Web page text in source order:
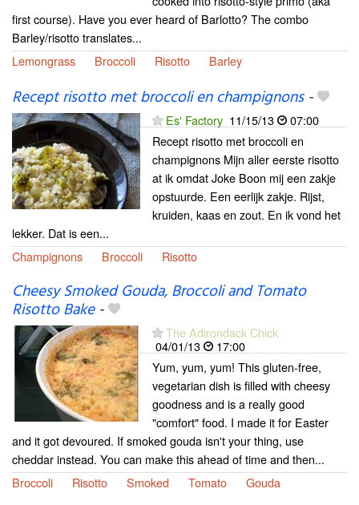
first course). Have you ever heard of Barlotto? The combo
Barley/risotto translates...
Lemongrass
Broccoli Risotto Barley
Recept risotto met broccoli en champignons-
Es' Factory 11/15/13
07:00
Recept risotto met broccoli en
champignons Mijn aller eerste risotto
at ik omdat Joke Boon mij een zakje
opstuurde. Een eerlijk zakje. Rijst,
kruiden, kaas en zout. En ik vond het
lekker. Dat is een...
Champignons
Broccoli Risotto
Cheesy Smoked Gouda, Broccoli and Tomato
Risotto Bake-
The Adirondack Chick
04/01/13
17:00
Yum, yum, yum! This gluten-free,
vegetarian dish is filled with cheesy
goodness and is a really good
"comfort" food. I made it for Easter
and it got devoured. If smoked gouda isn't your thing, use
cheddar instead. You can make this ahead of time and then...
Broccoli
Risotto Smoked Tomato Gouda